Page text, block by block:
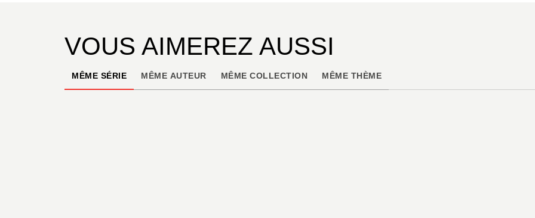
VOUS AIMEREZ AUSSI
MÊME SÉRIE MÊME AUTEUR MÊME COLLECTION MÊME THÈME